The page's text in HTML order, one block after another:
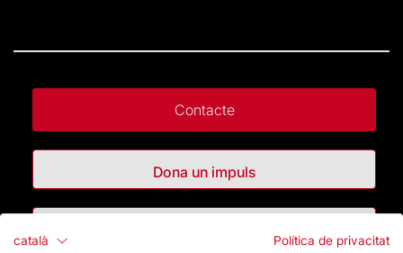
Contacte
Dona un impuls
català
Política de privacitat